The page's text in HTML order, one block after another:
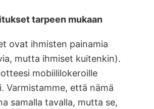
tarpeen mukaan
ovat ihmisten painamia
mutta ihmiset kuitenkin).
mobiililokeroille
Varmistamme, että nämä
samalla tavalla, mutta se,